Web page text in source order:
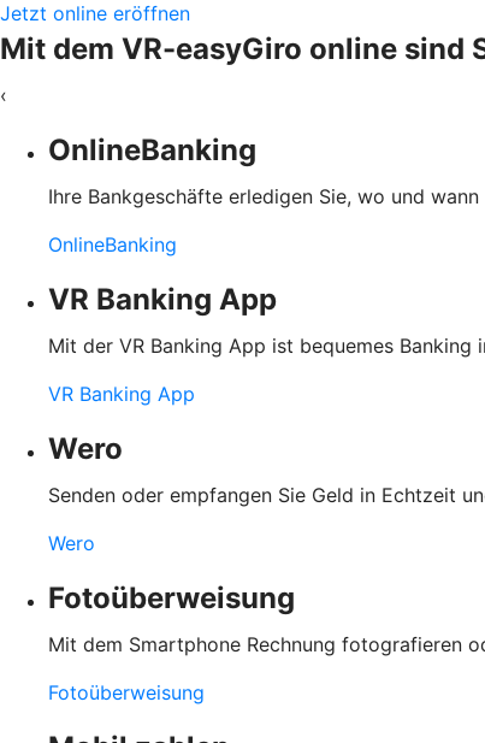
Jetzt online eröffnen
Mit dem VR-easyGiro online sind
‹
OnlineBanking
Ihre Bankgeschäfte erledigen Sie, wo und
OnlineBanking
VR Banking App
Mit der VR Banking App ist bequemes
VR Banking App
Wero
Senden oder empfangen Sie Geld in Echtzeit
Wero
Fotoüberweisung
Mit dem Smartphone Rechnung fotografieren
Fotoüberweisung